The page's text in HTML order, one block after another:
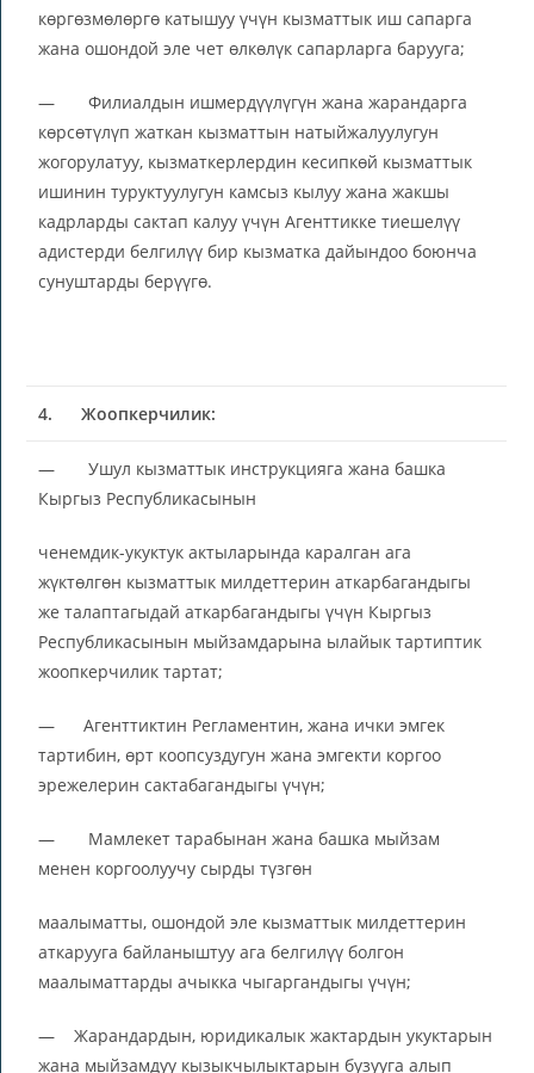
көргөзмөлөргө катышуу үчүн кызматтык иш сапарга
жана ошондой эле чет өлкөлүк сапарларга барууга;
— Филиалдын ишмердүүлүгүн жана жарандарга
көрсөтүлүп жаткан кызматтын натыйжалуулугун
жогорулатуу, кызматкерлердин кесипкөй кызматтык
ишинин туруктуулугун камсыз кылуу жана жакшы
кадрларды сактап калуу үчүн Агенттикке тиешелүү
адистерди белгилүү бир кызматка дайындоо боюнча
сунуштарды берүүгө.
4.Жоопкерчилик:
— Ушул кызматтык инструкцияга жана башка
Кыргыз Республикасынын
ченемдик-укуктук актыларында каралган ага
жүктөлгөн кызматтык милдеттерин аткарбагандыгы
же талаптагыдай аткарбагандыгы үчүн Кыргыз
Республикасынын мыйзамдарына ылайык тартиптик
жоопкерчилик тартат;
— Агенттиктин Регламентин, жана ички эмгек
тартибин, өрт коопсуздугун жана эмгекти коргоо
эрежелерин сактабагандыгы үчүн;
— Мамлекет тарабынан жана башка мыйзам
менен коргоолуучу сырды түзгөн
маалыматты, ошондой эле кызматтык милдеттерин
аткарууга байланыштуу ага белгилүү болгон
маалыматтарды ачыкка чыгаргандыгы үчүн;
— Жарандардын, юридикалык жактардын укуктарын
жана мыйзамдуу кызыкчылыктарын бузууга алып